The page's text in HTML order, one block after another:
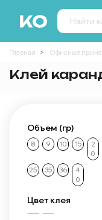
Главная Офисные
Клей
Объем (гр)
8 9 10 15
2
0
25 35 36
4
0
Цвет клея